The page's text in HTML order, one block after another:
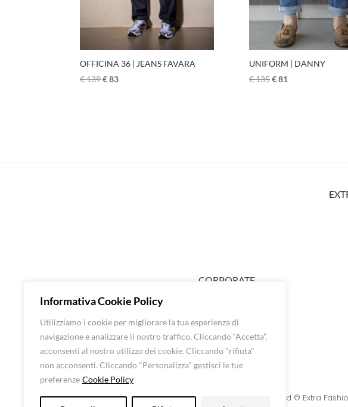
Informativa Cookie Policy
Utilizziamo i cookie per migliorare la tua esperienza di
navigazione e analizzare il nostro traffico. Cliccando “Accetta”,
acconsenti al nostro utilizzo dei cookie. Cliccando "rifiuta"
non acconsenti. Cliccando "Personalizza" gestisci le tue
preferenze Cookie Policy
OFFICINA 36 | JEANS FAVARA
€139€83
UNIFORM | DANNY
€135€81
CORPORATE
SHOP UOMO
BRANDS
CONTATTI
Luna Srl – All rights reserved © Extra